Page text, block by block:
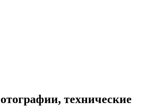
технические